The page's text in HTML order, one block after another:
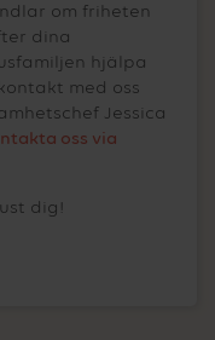
om friheten
dina
hjälpa
med oss
Jessica
oss via
dig!